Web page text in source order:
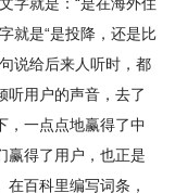
就是“是投降，还是比
说给后来人听时，都
听用户的声音，去了
，一点点地赢得了中
赢得了用户，也正是
百科里编写词条，